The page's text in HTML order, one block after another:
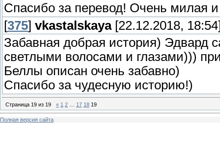
Спасибо за перевод! Очень милая и
[375] vkastalskaya[22.12.2018,
Забавная добрая история) Эдвард
светлыми волосами и глазами)))
Беллы описан очень забавно)
Спасибо за чудесную историю!)
Страница 19 из 19 « 1 2 17 18 19
Полная версия сайта